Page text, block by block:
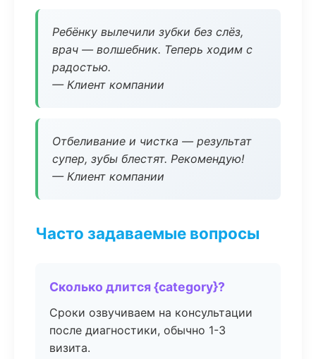
Ребёнку вылечили зубки без слёз,
врач — волшебник. Теперь ходим с
радостью.
— Клиент компании
Отбеливание и чистка — результат
супер, зубы блестят. Рекомендую!
— Клиент компании
Часто задаваемые вопросы
Сколько длится {category}?
Сроки озвучиваем на консультации
после диагностики, обычно 1-3
визита.